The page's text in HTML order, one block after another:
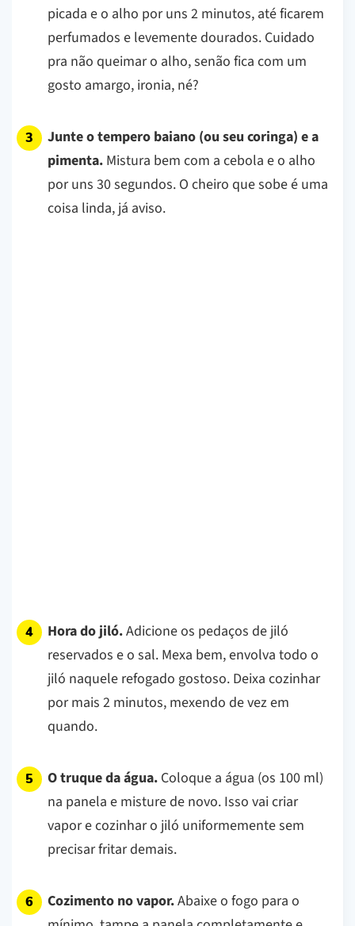
picada e o alho por uns 2 minutos, até ficarem
perfumados e levemente dourados. Cuidado
pra não queimar o alho, senão fica com um
gosto amargo, ironia, né?
Junte o tempero baiano (ou seu coringa) e a
pimenta. Mistura bem com a cebola e o alho
por uns 30 segundos. O cheiro que sobe é uma
coisa linda, já aviso.
Hora do jiló.Adicione os pedaços de jiló
reservados e o sal. Mexa bem, envolva todo o
jiló naquele refogado gostoso. Deixa cozinhar
por mais 2 minutos, mexendo de vez em
quando.
O truque da água. Coloque a água (os 100 ml)
na panela e misture de novo. Isso vai criar
vapor e cozinhar o jiló uniformemente sem
precisar fritar demais.
Cozimento no vapor.Abaixe o fogo para o